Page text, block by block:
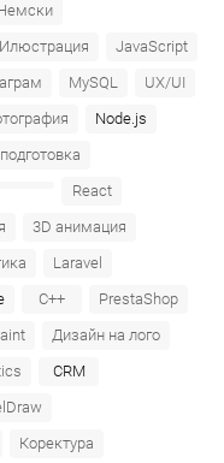
Илюстрация
JavaScript
MySQL
UX/UI
Node.js
React
3D анимация
Laravel
C++
PrestaShop
Дизайн на лого
CRM
Коректура